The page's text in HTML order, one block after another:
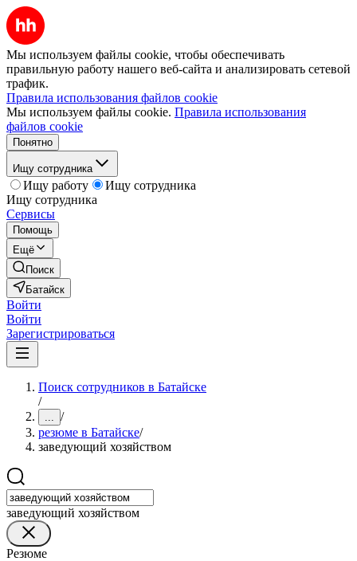
Мы используем файлы cookie, чтобы обеспечивать
правильную работу нашего веб-сайта и анализировать сетевой
трафик.
Правила использования файлов cookie
Мы используем файлы cookie. Правила использования
файлов cookie
Понятно
Ищу сотрудника
Ищу работу
Ищу сотрудника
Ищу сотрудника
Сервисы
Помощь
Ещё
Поиск
Батайск
Войти
Войти
Зарегистрироваться
Поиск сотрудников в Батайске
/
... /
резюме в Батайске/
заведующий хозяйством
заведующий хозяйством
Резюме